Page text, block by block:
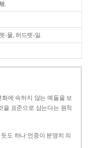
.
-물, 허드렛-일.
에 속하지 않는 예들을 보
을 표준으로 삼는다는 원칙
도 하나 언중이 분명히 의